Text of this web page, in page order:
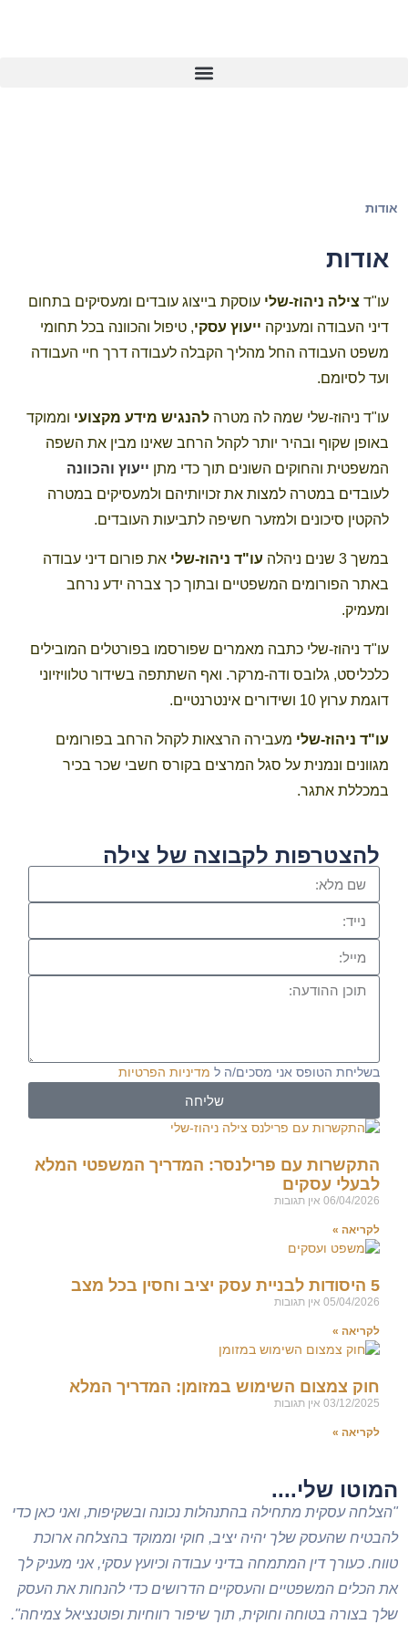
אודות
אודות
עו"ד צילה ניהוז-שלי עוסקת בייצוג עובדים ומעסיקים בתחום
דיני העבודה ומעניקה ייעוץ עסקי, טיפול והכוונה בכל תחומי
משפט העבודה החל מהליך הקבלה לעבודה דרך חיי העבודה
ועד לסיומם.
עו"ד ניהוז-שלי שמה לה מטרהלהנגיש מידע מקצועי וממוקד
באופן שקוף ובהיר יותר לקהל הרחב שאינו מבין את השפה
המשפטית והחוקים השונים תוך כדי מתן ייעוץ והכוונה
לעובדים במטרה למצות את זכויותיהם ולמעסיקים במטרה
להקטין סיכונים ולמזער חשיפה לתביעות העובדים.
במשך 3 שנים ניהלה עו"ד ניהוז-שלי את פורום דיני עבודה
באתר הפורומים המשפטיים ובתוך כך צברה ידע נרחב
ומעמיק.
עו"ד ניהוז-שלי כתבה מאמרים שפורסמו בפורטלים המובילים
כלכליסט, גלובס ודה-מרקר. ואף השתתפה בשידור טלוויזיוני
דוגמת ערוץ 10 ושידורים אינטרנטיים.
עו"ד ניהוז-שלי מעבירה הרצאות לקהל הרחב בפורומים
מגוונים ונמנית על סגל המרצים בקורס חשבי שכר בכיר
במכללת אתגר.
להצטרפות לקבוצה של צילה
בשליחת הטופס אני מסכים/ה ל מדיניות הפרטיות
שליחה
התקשרות עם פרילנסר: המדריך המשפטי המלא
לבעלי עסקים
06/04/2026 אין תגובות
לקריאה »
5 היסודות לבניית עסק יציב וחסין בכל מצב
05/04/2026 אין תגובות
לקריאה »
חוק צמצום השימוש במזומן: המדריך המלא
03/12/2025 אין תגובות
לקריאה »
המוטו שלי....
"הצלחה עסקית מתחילה בהתנהלות נכונה ובשקיפות, ואני כאן כדי
להבטיח שהעסק שלך יהיה יציב, חוקי וממוקד בהצלחה ארוכת
טווח. כעורך דין המתמחה בדיני עבודה וכיועץ עסקי, אני מעניק לך
את הכלים המשפטיים והעסקיים הדרושים כדי להנחות את העסק
שלך בצורה בטוחה וחוקית, תוך שיפור רווחיות ופוטנציאל צמיחה".